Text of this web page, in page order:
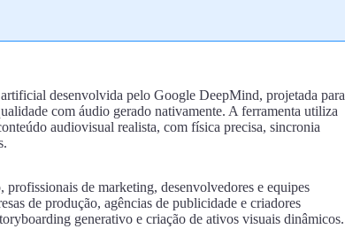
desenvolvida pelo Google DeepMind, projetada para
com áudio gerado nativamente. A ferramenta utiliza
audiovisual realista, com física precisa, sincronia
profissionais de marketing, desenvolvedores e equipes
de produção, agências de publicidade e criadores
generativo e criação de ativos visuais dinâmicos.